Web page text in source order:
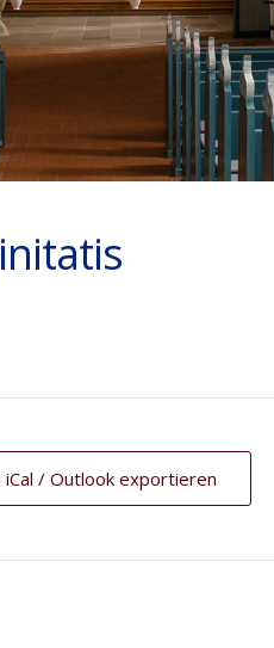
iCal / Outlook exportieren